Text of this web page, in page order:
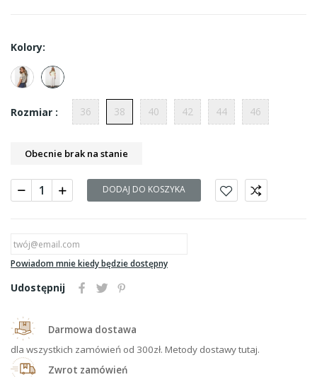
Kolory:
Rozmiar : 36 38 40 42 44 46
Obecnie brak na stanie
DODAJ DO KOSZYKA
Powiadom mnie kiedy będzie dostępny
Udostępnij
Darmowa dostawa
dla wszystkich zamówień od 300zł. Metody dostawy tutaj.
Zwrot zamówień